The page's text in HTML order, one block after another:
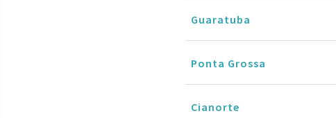
Guaratuba
Ponta Grossa
Cianorte